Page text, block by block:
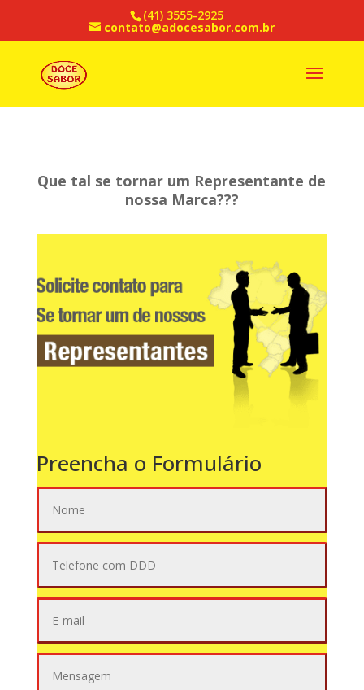
(41) 3555-2925
contato@adocesabor.com.br
Que tal se tornar um Representante de
nossa Marca???
Preencha o Formulário